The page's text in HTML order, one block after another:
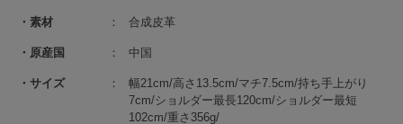
素材 合成皮革
原産国 中国
サイズ
幅21cm/高さ13.5cm/マチ7.5cm/持ち手上がり
7cm/ショルダー最長120cm/ショルダー最短
102cm/重さ356g/